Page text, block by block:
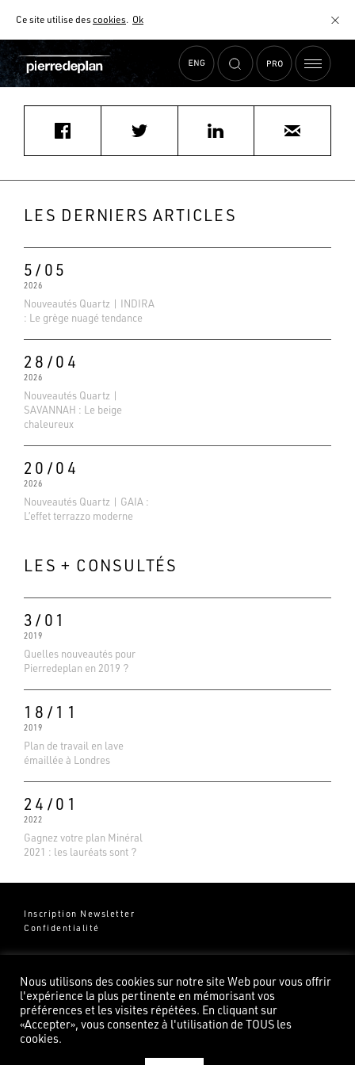
Ce site utilise descookies. Ok
AIDE AU CHOIX
Accueil Actualités SYLVIANE.MARAIS@gmail.COM
LES DERNIERS ARTICLES
5/05
2026
Nouveautés Quartz | INDIRA
: Le grège nuagé tendance
28/04
2026
Nouveautés Quartz |
SAVANNAH : Le beige
chaleureux
20/04
2026
Nouveautés Quartz | GAIA :
L’effet terrazzo moderne
LES + CONSULTÉS
3/01
2019
Quelles nouveautés pour
Pierredeplan en 2019 ?
18/11
2019
Plan de travail en lave
émaillée à Londres
24/01
2022
Gagnez votre plan Minéral
2021 : les lauréats sont ?
Inscription Newsletter
Confidentialité
Groupe Pierredeplan
82100 Castelsarrasin
Basé sur 138 avis
Nous utilisons des cookies sur notre site Web pour vous offrir
l'expérience la plus pertinente en mémorisant vos
préférences et les visites répétées. En cliquant sur
«Accepter», vous consentez à l'utilisation de TOUS les
cookies.